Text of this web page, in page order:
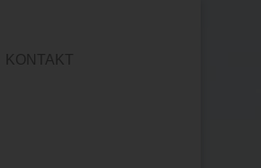
KONTAKT